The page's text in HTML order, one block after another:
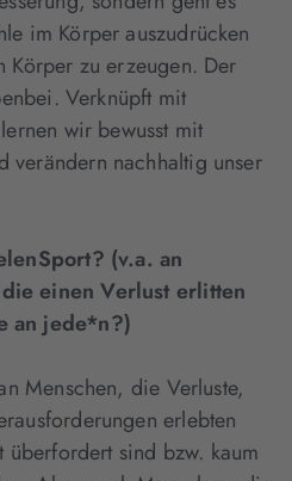
im Körper auszudrücken
Körper zu erzeugen. Der
Verknüpft mit
wir bewusst mit
verändern nachhaltig unser
(v.a. an
einen Verlust erlitten
an jede*n?)
Menschen, die Verluste,
erlebten
sind bzw. kaum